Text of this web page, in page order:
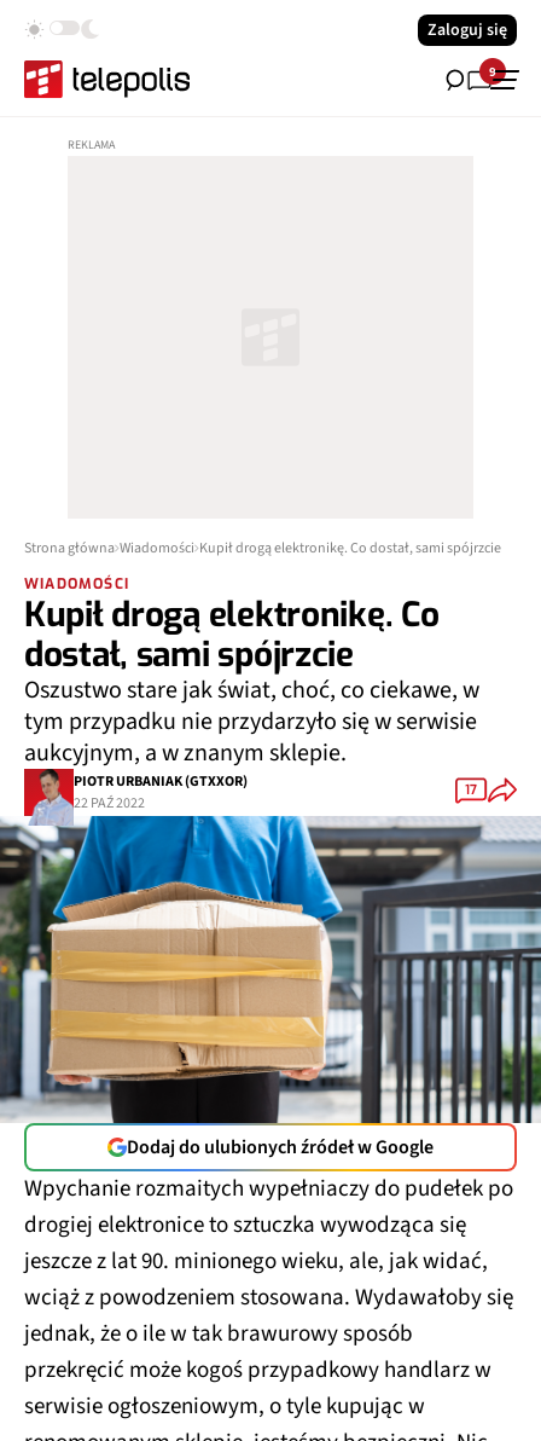
Zaloguj się
9
Strona główna Wiadomości Kupił drogą elektronikę. Co dostał, sami spójrzcie
WIADOMOŚCI
Kupił drogą elektronikę. Co
dostał, sami spójrzcie
Oszustwo stare jak świat, choć, co ciekawe, w
tym przypadku nie przydarzyło się w serwisie
aukcyjnym, a w znanym sklepie.
PIOTR URBANIAK (GTXXOR)
22 PAŹ 2022
17
Dodaj do ulubionych źródeł w Google
Wpychanie rozmaitych wypełniaczy do pudełek po
drogiej elektronice to sztuczka wywodząca się
jeszcze z lat 90. minionego wieku, ale, jak widać,
wciąż z powodzeniem stosowana. Wydawałoby się
jednak, że o ile w tak brawurowy sposób
przekręcić może kogoś przypadkowy handlarz w
serwisie ogłoszeniowym, o tyle kupując w